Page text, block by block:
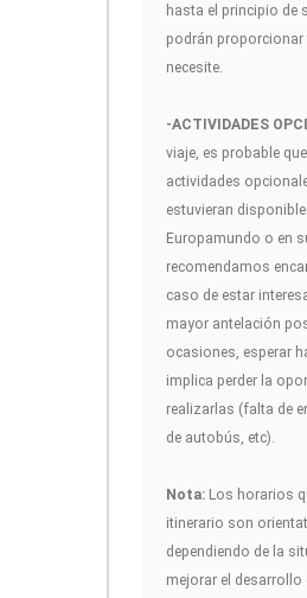
hasta el principio de
podrán
necesite.
-ACTIVIDADES
viaje, es probable
actividades
estuvieran
Europamundo o en
recomendamos
caso de estar
mayor antelación
ocasiones, esperar
implica perder la
realizarlas (falta de
de autobús, etc).
Nota: Los horarios
itinerario son
dependiendo de la
mejorar el desarrollo